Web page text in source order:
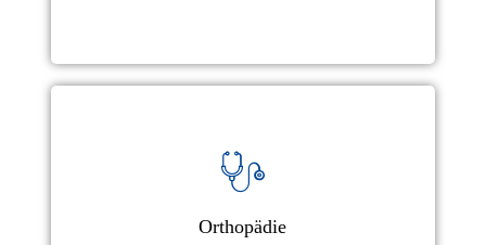
Orthopädie